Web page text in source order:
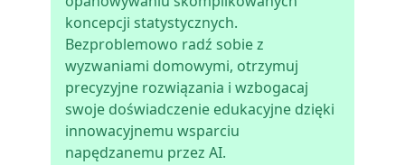
koncepcji statystycznych.
Bezproblemowo radź sobie z
wyzwaniami domowymi, otrzymuj
precyzyjne rozwiązania i wzbogacaj
swoje doświadczenie edukacyjne dzięki
innowacyjnemu wsparciu
napędzanemu przez AI.